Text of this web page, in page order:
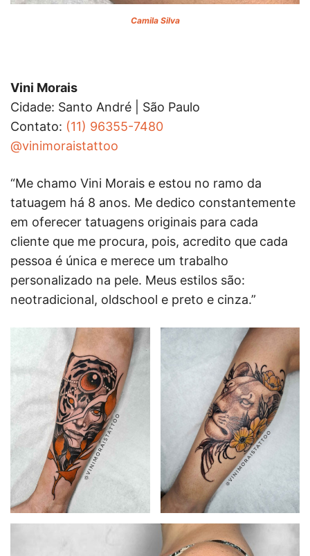
Camila Silva
Vini Morais
Cidade: Santo André | São Paulo
Contato: (11) 96355-7480
@vinimoraistattoo
“Me chamo Vini Morais e estou no ramo da
tatuagem há 8 anos. Me dedico constantemente
em oferecer tatuagens originais para cada
cliente que me procura, pois, acredito que cada
pessoa é única e merece um trabalho
personalizado na pele. Meus estilos são:
neotradicional, oldschool e preto e cinza.”